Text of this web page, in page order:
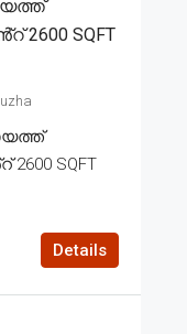
SQFT
SQFT
Details